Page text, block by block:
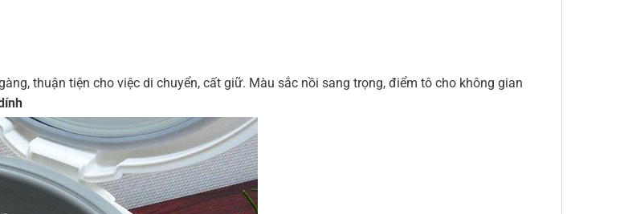
thuận tiện cho việc di chuyển, cất giữ. Màu sắc nồi sang trọng, điểm tô cho không gian